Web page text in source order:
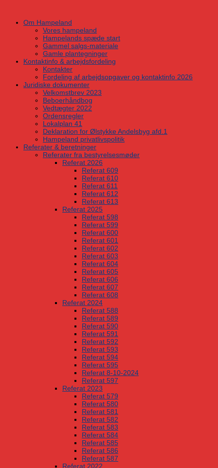
contentOm Hampeland
Vores hampeland
Hampelands spæde start
Gammel salgs-materiale
Gamle plantegninger
Kontaktinfo & arbejdsfordeling
Kontakter
Fordeling af arbejdsopgaver og kontaktinfo 2026
Juridiske dokumenter
Velkomstbrev 2023
Beboerhåndbog
Vedtægter 2022
Ordensregler
Lokalplan 41
Deklaration for Ølstykke Andelsbyg afd.1
Hampeland privatlivspolitik
Referater & beretninger
Referater fra bestyrelsesmøder
Referat 2026
Referat 609
Referat 610
Referat 611
Referat 612
Referat 613
Referat 2025
Referat 598
Referat 599
Referat 600
Referat 601
Referat 602
Referat 603
Referat 604
Referat 605
Referat 606
Referat 607
Referat 608
Referat 2024
Referat 588
Referat 589
Referat 590
Referat 591
Referat 592
Referat 593
Referat 594
Referat 595
Referat 8-10-2024
Referat 597
Referat 2023
Referat 579
Referat 580
Referat 581
Referat 582
Referat 583
Referat 584
Referat 585
Referat 586
Referat 587
Referat 2022